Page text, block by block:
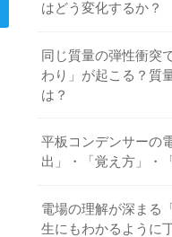
はどう変化するか？
同じ質量の弾性衝突
わり」が起こる？質
は？
平板コンデンサーの
出」・「覚え方」・
電場の理解が深まる
生にもわかるように